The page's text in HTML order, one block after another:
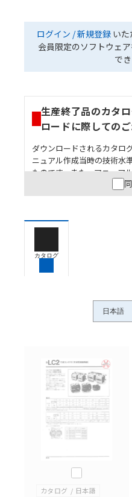
ログイン / 新規登録 い
会員限定のソフトウェ
でき
生産終了品のカタ
ロードに際しての
ダウンロードされるカタロ
ニュアル作成当時の技術水
ものです。また、マニュア
ので、ご使用にあたっての
ください。以下の内容をご
うな用途に使用される場
保できるよう設計されて
ていることを、必ず事
ン事例は参考用ですの
置の機能や安全性をご
ている可能性がありま
記載されているサービ
ものであり、変更・改
があります。改めて当
え、ご用命下さいますよ
カタログ
日本語
このカタログを選択
カタログ 日本語